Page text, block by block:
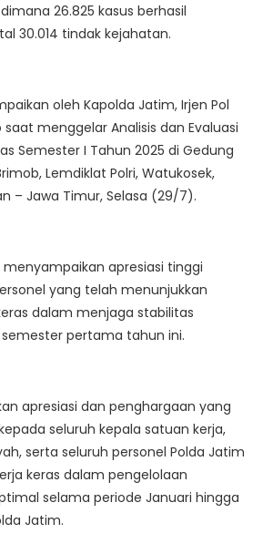
26.825 kasus berhasil
30.014 tindak kejahatan.
oleh Kapolda Jatim, Irjen Pol
saat menggelar Analisis dan Evaluasi
Semester I Tahun 2025 di Gedung
Lemdiklat Polri, Watukosek,
– Jawa Timur, Selasa (29/7).
apresiasi tinggi
yang telah menunjukkan
dalam menjaga stabilitas
pertama tahun ini.
apresiasi dan penghargaan yang
seluruh kepala satuan kerja,
serta seluruh personel Polda Jatim
keras dalam pengelolaan
selama periode Januari hingga
Jatim.